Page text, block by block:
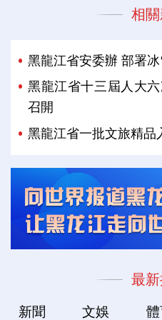
相
黑龍江省安委辦 部署
黑龍江省十三屆人大
召開
黑龍江省一批文旅精品
最
新聞 文娛